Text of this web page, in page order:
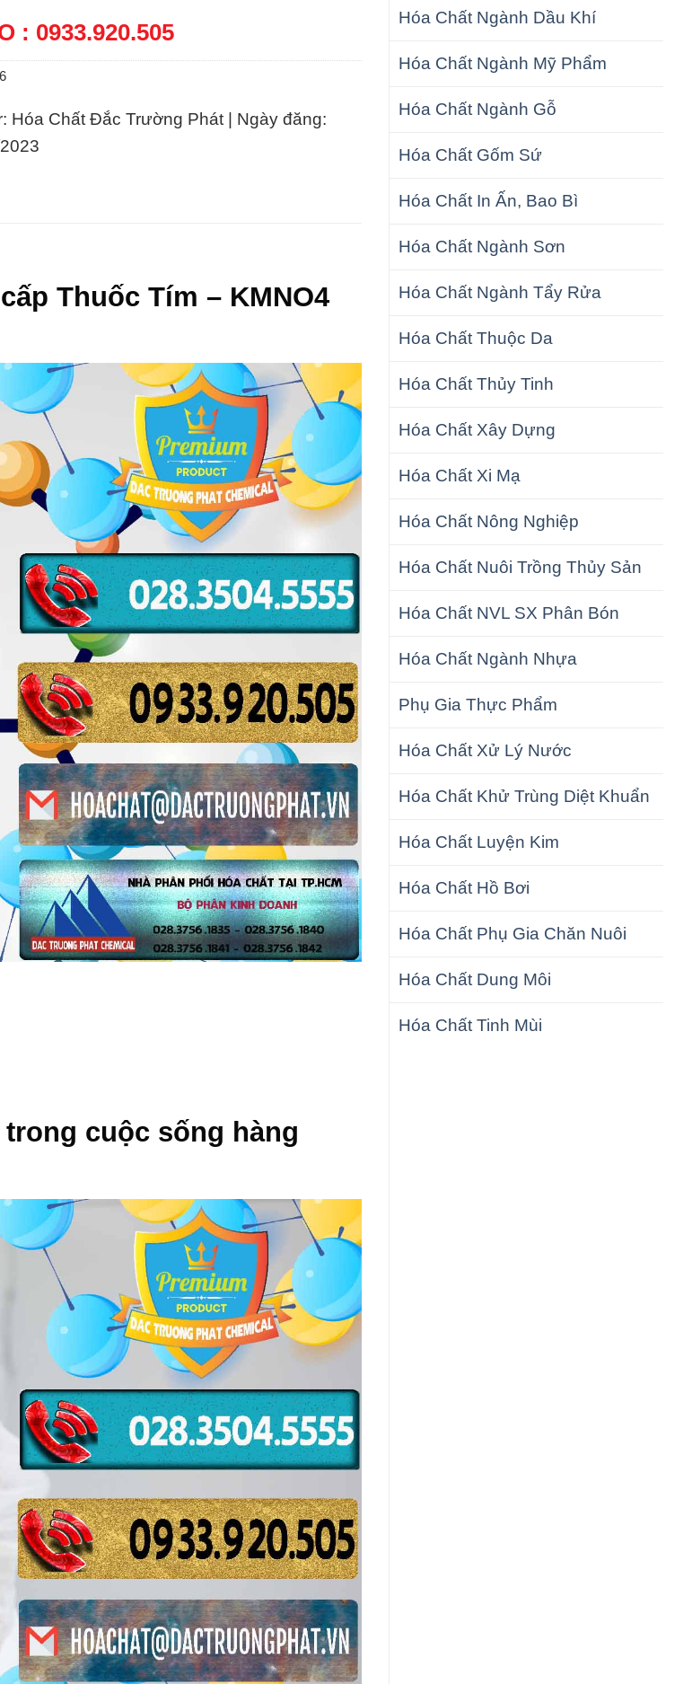
Hóa Chất Ngành Dầu Khí
Hóa Chất Ngành Mỹ Phẩm
Hóa Chất Ngành Gỗ
Hóa Chất Gốm Sứ
Hóa Chất In Ấn, Bao Bì
Hóa Chất Ngành Sơn
Hóa Chất Ngành Tẩy Rửa
Hóa Chất Thuộc Da
Hóa Chất Thủy Tinh
Hóa Chất Xây Dựng
Hóa Chất Xi Mạ
Hóa Chất Nông Nghiệp
Hóa Chất Nuôi Trồng Thủy Sản
Hóa Chất NVL SX Phân Bón
Hóa Chất Ngành Nhựa
Phụ Gia Thực Phẩm
Hóa Chất Xử Lý Nước
Hóa Chất Khử Trùng Diệt Khuẩn
Hóa Chất Luyện Kim
Hóa Chất Hồ Bơi
Hóa Chất Phụ Gia Chăn Nuôi
Hóa Chất Dung Môi
Hóa Chất Tinh Mùi
: 0933.920.505
Hóa Chất Đắc Trường Phát | Ngày đăng:
Thuốc Tím – KMNO4
trong cuộc sống hàng